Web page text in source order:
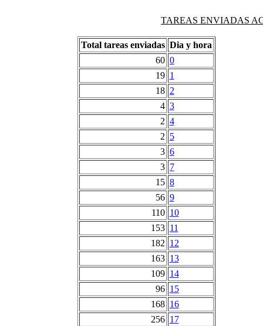
TAREAS ENVIADAS
Total tareas enviadas Dia y hora
60 0
19 1
18 2
4 3
2 4
2 5
3 6
3 7
15 8
56 9
110 10
153 11
182 12
163 13
109 14
96 15
168 16
256 17